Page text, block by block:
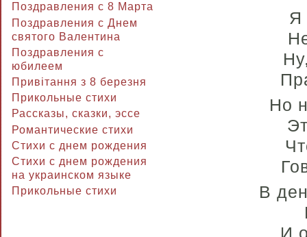
Поздравления с 8 Марта
Поздравления с Днем
святого Валентина
Поздравления с
юбилеем
Привітання з 8 березня
Прикольные стихи
Рассказы, сказки, эссе
Романтические стихи
Стихи с днем рождения
Стихи с днем рождения
на украинском языке
Прикольные стихи
Я
Но
В
И